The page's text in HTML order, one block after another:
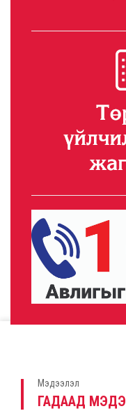
Мэдээлэл
ГАДААД